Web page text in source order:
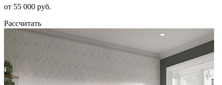
от 55 000 руб.
Рассчитать